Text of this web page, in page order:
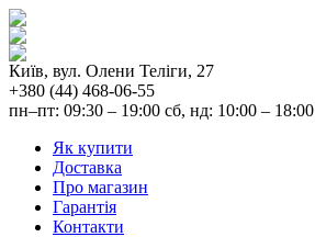
Київ, вул. Олени Теліги, 27
+380 (44) 468-06-55
пн–пт: 09:30 – 19:00 сб, нд: 10:00 – 18:00
Як купити
Доставка
Про магазин
Гарантія
Контакти